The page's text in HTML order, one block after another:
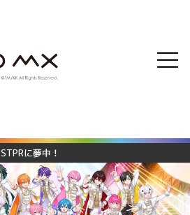
STPRに夢中！